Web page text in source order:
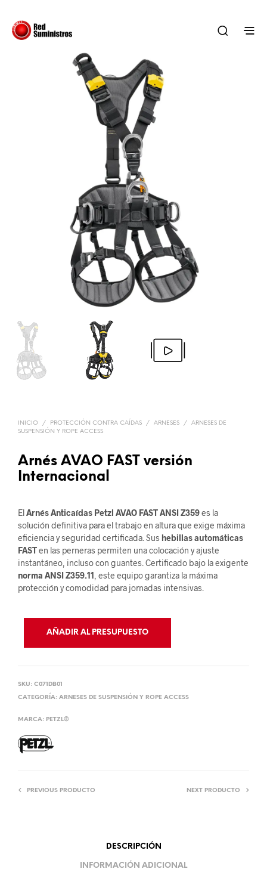
INICIO / PROTECCIÓN CONTRA CAÍDAS / ARNESES /
ARNESES DE
SUSPENSIÓN Y ROPE ACCESS
Arnés AVAO FAST versión
Internacional
El Arnés Anticaídas Petzl AVAO FAST ANSI Z359es la
solución definitiva para el trabajo en altura que exige máxima
eficiencia y seguridad certificada. Sus hebillas automáticas
FASTen las perneras permiten una colocación y ajuste
instantáneo, incluso con guantes. Certificado bajo la exigente
norma ANSI Z359.11 , este equipo garantiza la máxima
protección y comodidad para jornadas intensivas.
AÑADIR AL PRESUPUESTO
SKU: C071DB01
CATEGORÍA: ARNESES DE SUSPENSIÓN Y ROPE ACCESS
MARCA: PETZL®
PREVIOUS PRODUCTO NEXT PRODUCTO
DESCRIPCIÓN
INFORMACIÓN ADICIONAL